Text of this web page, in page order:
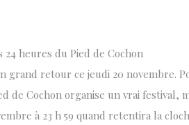
24 heures du Pied de Cochon
grand retour ce jeudi 20 novembre.
de Cochon organise un vrai festival,
à 23 h 59 quand retentira la